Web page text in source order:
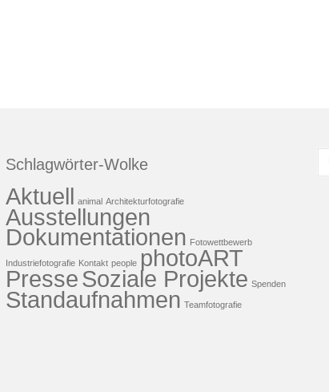
Schlagwörter-Wolke
Aktuell animal Architekturfotografie
Ausstellungen
Dokumentationen Fotowettbewerb
Industriefotografie Kontakt people photoART
PresseSoziale Projekte Spenden
Standaufnahmen Teamfotografie